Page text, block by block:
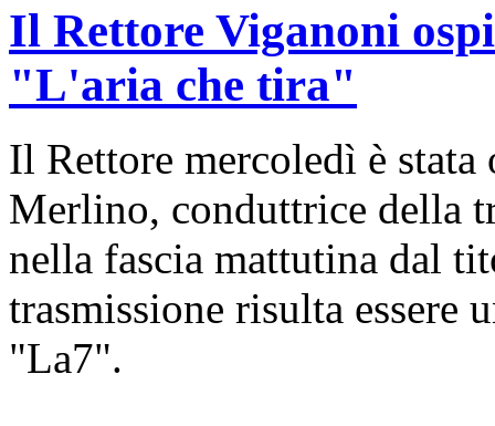
Il Rettore Viganoni
"L'aria che tira"
Il Rettore mercoledì è
Merlino, conduttrice della
nella fascia mattutina dal
trasmissione risulta essere
"La7".